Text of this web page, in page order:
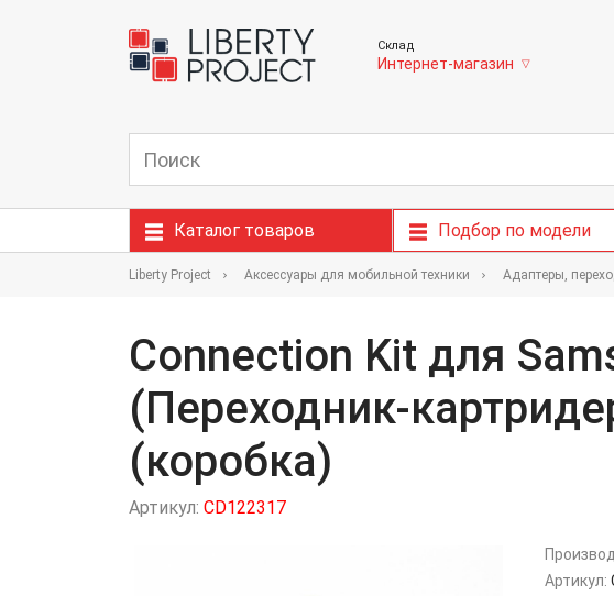
Склад
Интернет-магазин ▽
Каталог товаров Подбор по модели
Liberty Project Аксессуары для мобильной техники Адаптеры,
Connection Kit для
(Переходник-
(коробка)
Артикул: CD122317
Артикул: